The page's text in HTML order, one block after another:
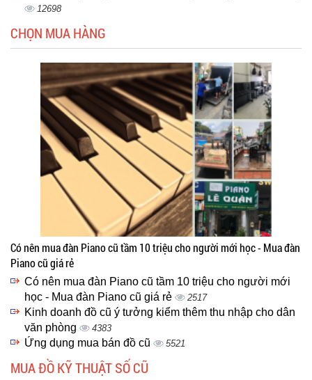
12698
CHỌN MUA HÀNG
Có nên mua đàn Piano cũ tầm 10 triệu cho người mới học - Mua đàn
Piano cũ giá rẻ
Có nên mua đàn Piano cũ tầm 10 triệu cho người mới
học - Mua đàn Piano cũ giá rẻ
2517
Kinh doanh đồ cũ ý tưởng kiểm thêm thu nhập cho dân
văn phòng
4383
Ứng dụng mua bán đồ cũ 5521
MUA ĐỒ KỸ THUẬT SỐ CŨ